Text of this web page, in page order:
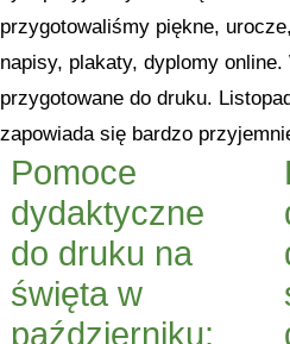
przygotowaliśmy piękne,
napisy, plakaty, dyplomy
przygotowane do druku.
zapowiada się bardzo
Pomoce
dydaktyczne
do druku na
święta w
październiku: